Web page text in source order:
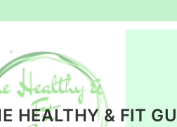
HEALTHY & FIT